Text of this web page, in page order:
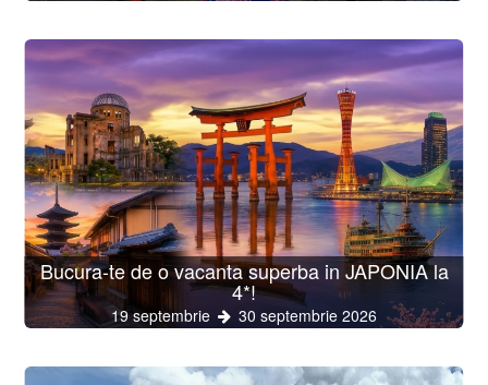
Bucura-te de o vacanta superba in JAPONIA la
4*!
19 septembrie 30 septembrie 2026